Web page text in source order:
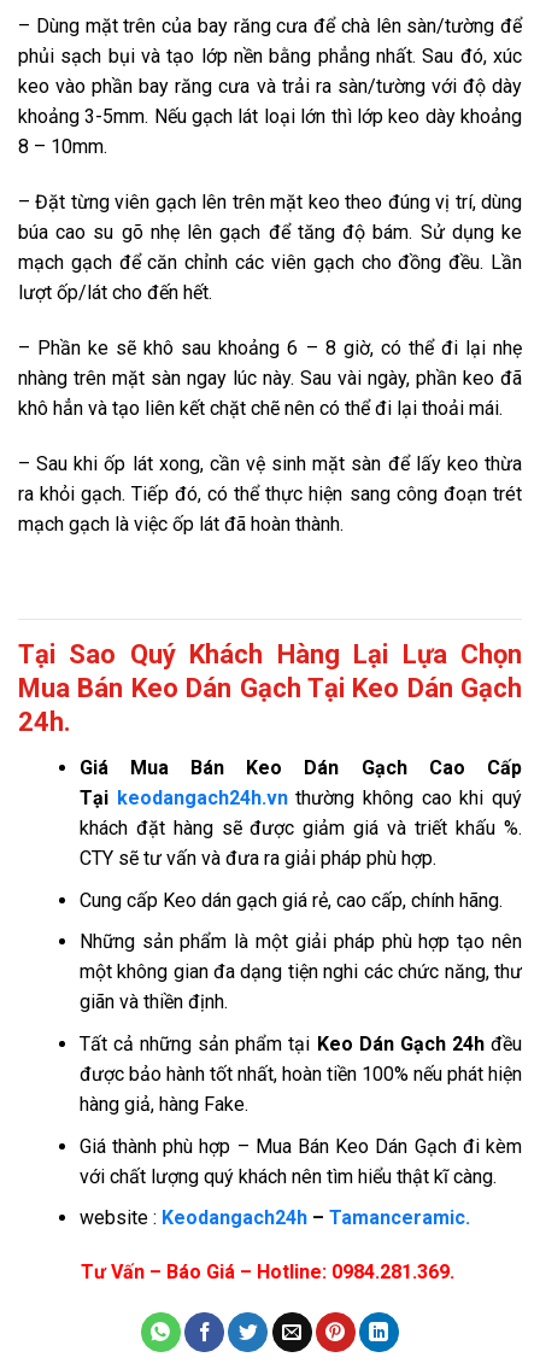
– Dùng mặt trên của bay răng cưa để chà lên sàn/tường để
phủi sạch bụi và tạo lớp nền bằng phẳng nhất. Sau đó, xúc
keo vào phần bay răng cưa và trải ra sàn/tường với độ dày
khoảng 3-5mm. Nếu gạch lát loại lớn thì lớp keo dày khoảng
8 – 10mm.
– Đặt từng viên gạch lên trên mặt keo theo đúng vị trí, dùng
búa cao su gõ nhẹ lên gạch để tăng độ bám. Sử dụng ke
mạch gạch để căn chỉnh các viên gạch cho đồng đều. Lần
lượt ốp/lát cho đến hết.
– Phần ke sẽ khô sau khoảng 6 – 8 giờ, có thể đi lại nhẹ
nhàng trên mặt sàn ngay lúc này. Sau vài ngày, phần keo đã
khô hẳn và tạo liên kết chặt chẽ nên có thể đi lại thoải mái.
– Sau khi ốp lát xong, cần vệ sinh mặt sàn để lấy keo thừa
ra khỏi gạch. Tiếp đó, có thể thực hiện sang công đoạn trét
mạch gạch là việc ốp lát đã hoàn thành.
Tại Sao Quý Khách Hàng Lại Lựa Chọn
Mua Bán Keo Dán Gạch Tại Keo Dán Gạch
24h.
GiáMua Bán Keo Dán Gạch Cao Cấp
Tại keodangach24h.vn thường không cao khi quý
khách đặt hàng sẽ được giảm giá và triết khấu %.
CTY sẽ tư vấn và đưa ra giải pháp phù hợp.
Cung cấp Keo dán gạch giá rẻ, cao cấp, chính hãng.
Những sản phẩm là một giải pháp phù hợp tạo nên
một không gian đa dạng tiện nghi các chức năng, thư
giãn và thiền định.
Tất cả những sản phẩm tại Keo Dán Gạch 24hđều
được bảo hành tốt nhất, hoàn tiền 100% nếu phát hiện
hàng giả, hàng Fake.
Giá thành phù hợp – Mua Bán Keo Dán Gạch đi kèm
với chất lượng quý khách nên tìm hiểu thật kĩ càng.
website : Keodangach24h– Tamanceramic.
Tư Vấn – Báo Giá – Hotline: 0984.281.369.